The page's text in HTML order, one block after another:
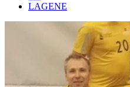
LAGENE